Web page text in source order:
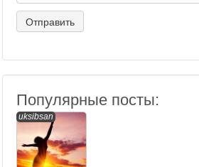
Популярные посты:
uksibsan